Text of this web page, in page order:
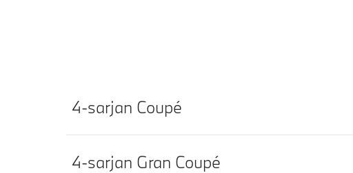
4-sarjan Coupé
4-sarjan Gran Coupé